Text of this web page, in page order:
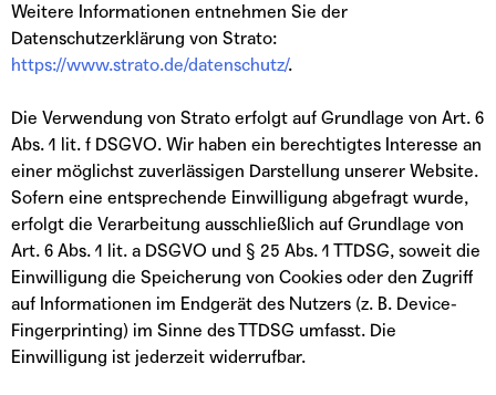
Weitere Informationen entnehmen Sie der
Datenschutzerklärung von Strato:
https://www.strato.de/datenschutz/.
Die Verwendung von Strato erfolgt auf Grundlage von Art. 6
Abs. 1 lit. f DSGVO. Wir haben ein berechtigtes Interesse an
einer möglichst zuverlässigen Darstellung unserer Website.
Sofern eine entsprechende Einwilligung abgefragt wurde,
erfolgt die Verarbeitung ausschließlich auf Grundlage von
Art. 6 Abs. 1 lit. a DSGVO und § 25 Abs. 1 TTDSG, soweit die
Einwilligung die Speicherung von Cookies oder den Zugriff
auf Informationen im Endgerät des Nutzers (z. B. Device-
Fingerprinting) im Sinne des TTDSG umfasst. Die
Einwilligung ist jederzeit widerrufbar.